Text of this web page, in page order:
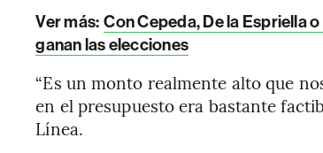
Ver más: Con Cepeda, De la Espriella
ganan las elecciones
“Es un monto realmente alto que
en el presupuesto era bastante
Línea.